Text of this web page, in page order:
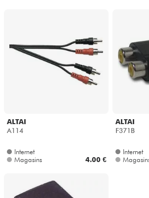
ALTAI
A114
Internet
Magasins
4.00 €
ALTAI
F371B
Internet